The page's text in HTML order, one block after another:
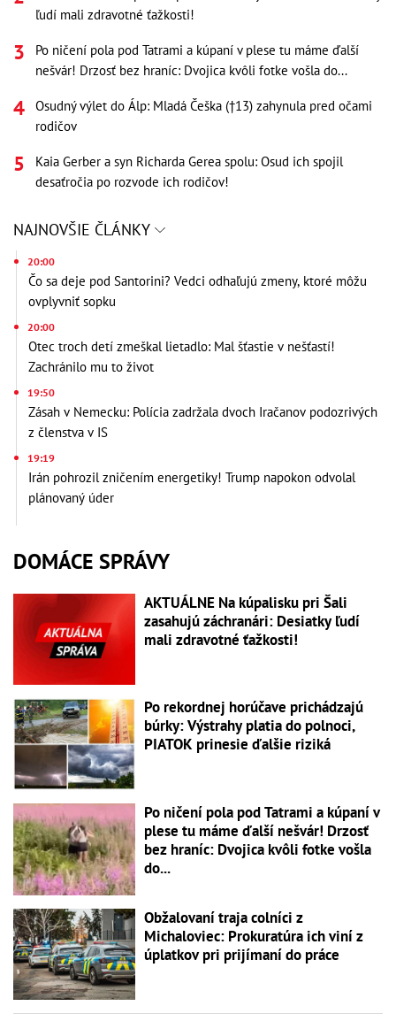
ľudí mali zdravotné ťažkosti!
Po ničení pola pod Tatrami a kúpaní v plese tu máme ďalší
nešvár! Drzosť bez hraníc: Dvojica kvôli fotke vošla do...
Osudný výlet do Álp: Mladá Češka (†13) zahynula pred očami
rodičov
Kaia Gerber a syn Richarda Gerea spolu: Osud ich spojil
desaťročia po rozvode ich rodičov!
NAJNOVŠIE ČLÁNKY
20:00
Čo sa deje pod Santorini? Vedci odhaľujú zmeny, ktoré môžu
ovplyvniť sopku
20:00
Otec troch detí zmeškal lietadlo: Mal šťastie v nešťastí!
Zachránilo mu to život
19:50
Zásah v Nemecku: Polícia zadržala dvoch Iračanov podozrivých
z členstva v IS
19:19
Irán pohrozil zničením energetiky! Trump napokon odvolal
plánovaný úder
DOMÁCE SPRÁVY
AKTUÁLNE Na kúpalisku pri Šali
zasahujú záchranári: Desiatky ľudí
mali zdravotné ťažkosti!
Po rekordnej horúčave prichádzajú
búrky: Výstrahy platia do polnoci,
PIATOK prinesie ďalšie riziká
Po ničení pola pod Tatrami a kúpaní v
plese tu máme ďalší nešvár! Drzosť
bez hraníc: Dvojica kvôli fotke vošla
do...
Obžalovaní traja colníci z
Michaloviec: Prokuratúra ich viní z
úplatkov pri prijímaní do práce